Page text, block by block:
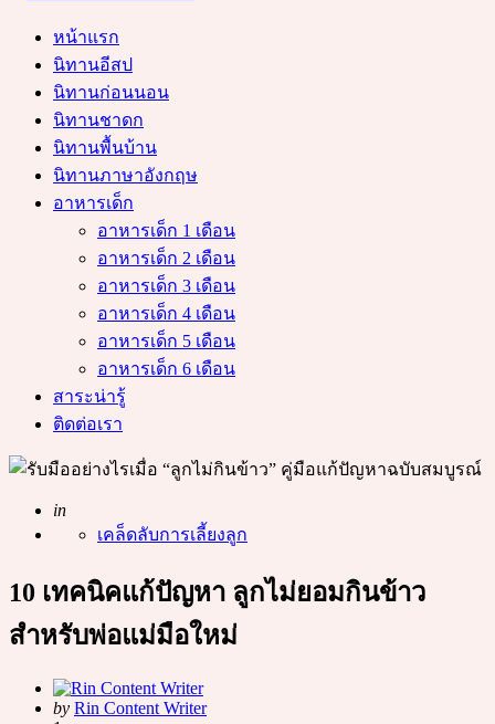
หน้าแรก
นิทานอีสป
นิทานก่อนนอน
นิทานชาดก
นิทานพื้นบ้าน
นิทานภาษาอังกฤษ
อาหารเด็ก
อาหารเด็ก 1 เดือน
อาหารเด็ก 2 เดือน
อาหารเด็ก 3 เดือน
อาหารเด็ก 4 เดือน
อาหารเด็ก 5 เดือน
อาหารเด็ก 6 เดือน
สาระน่ารู้
ติดต่อเรา
Posted
in
เคล็ดลับการเลี้ยงลูก
10 เทคนิคแก้ปัญหา ลูกไม่ยอมกินข้าว
สำหรับพ่อแม่มือใหม่
Posted
by Rin Content Writer